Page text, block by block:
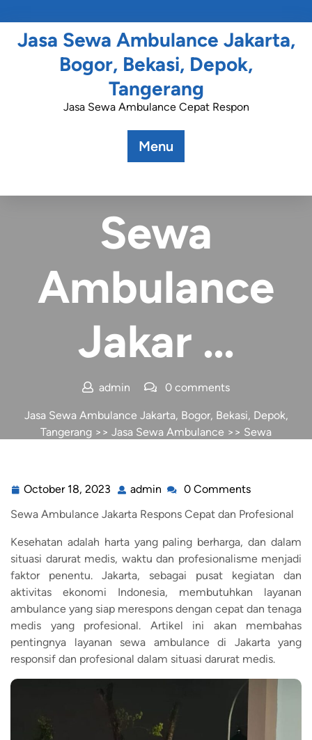
Jasa Sewa Ambulance Jakarta,
Bogor, Bekasi, Depok,
Tangerang
Jasa Sewa Ambulance Cepat Respon
Menu
Sewa
Ambulance
Jakar …
admin 0 comments
Jasa Sewa Ambulance Jakarta, Bogor, Bekasi, Depok,
Tangerang >> Jasa Sewa Ambulance >> Sewa
October 18, 2023 admin
0 Comments
Sewa Ambulance Jakarta Respons Cepat dan Profesional
Kesehatan adalah harta yang paling berharga, dan dalam
situasi darurat medis, waktu dan profesionalisme menjadi
faktor penentu. Jakarta, sebagai pusat kegiatan dan
aktivitas ekonomi Indonesia, membutuhkan layanan
ambulance yang siap merespons dengan cepat dan tenaga
medis yang profesional. Artikel ini akan membahas
pentingnya layanan sewa ambulance di Jakarta yang
responsif dan profesional dalam situasi darurat medis.